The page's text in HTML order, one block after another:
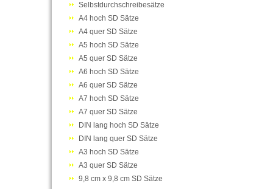
Selbstdurchschreibesätze
A4 hoch SD Sätze
A4 quer SD Sätze
A5 hoch SD Sätze
A5 quer SD Sätze
A6 hoch SD Sätze
A6 quer SD Sätze
A7 hoch SD Sätze
A7 quer SD Sätze
DIN lang hoch SD Sätze
DIN lang quer SD Sätze
A3 hoch SD Sätze
A3 quer SD Sätze
9,8 cm x 9,8 cm SD Sätze